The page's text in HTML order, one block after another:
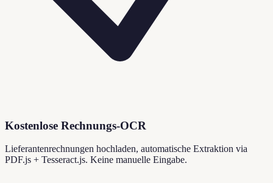
Kostenlose Rechnungs-OCR
Lieferantenrechnungen hochladen, automatische Extraktion via
PDF.js + Tesseract.js. Keine manuelle Eingabe.